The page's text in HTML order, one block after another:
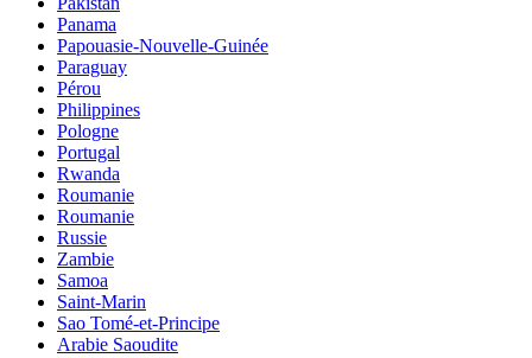
Panama
Papouasie-Nouvelle-Guinée
Paraguay
Pérou
Philippines
Pologne
Portugal
Rwanda
Roumanie
Roumanie
Russie
Zambie
Samoa
Saint-Marin
Sao Tomé-et-Principe
Arabie Saoudite